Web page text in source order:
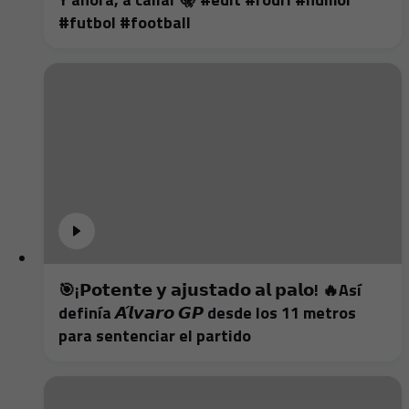
#futbol #football
🎯¡𝗣𝗼𝘁𝗲𝗻𝘁𝗲 𝘆 𝗮𝗷𝘂𝘀𝘁𝗮𝗱𝗼 𝗮𝗹 𝗽𝗮𝗹𝗼! 🔥Así
definía 𝘼́𝙡𝙫𝙖𝙧𝙤 𝙂𝙋 desde los 11 metros
para sentenciar el partido